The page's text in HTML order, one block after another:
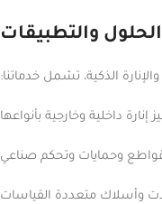
والتطبيقات
الذكية، تشمل خدماتنا:
إنارة داخلية وخارجية بأنواعها
وحمايات وتحكم صناعي
وأسلاك متعددة القياسات